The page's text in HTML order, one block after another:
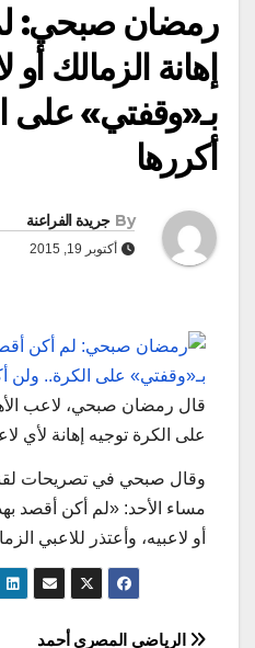
رمضان صبحي:
إهانة الزمالك أو
بـ«وقفتي» على
أكررها
By جريدة الفراعنة
أكتوبر 19, 2015
قال رمضان صبحي، لاعب
على الكرة توجيه إهانة لأي
وقال صبحي في تصريحات
مساء الأحد: «لم أكن أقصد
أو لاعبيه، وأعتذر للاعبي
الرياضي المصري أحمد